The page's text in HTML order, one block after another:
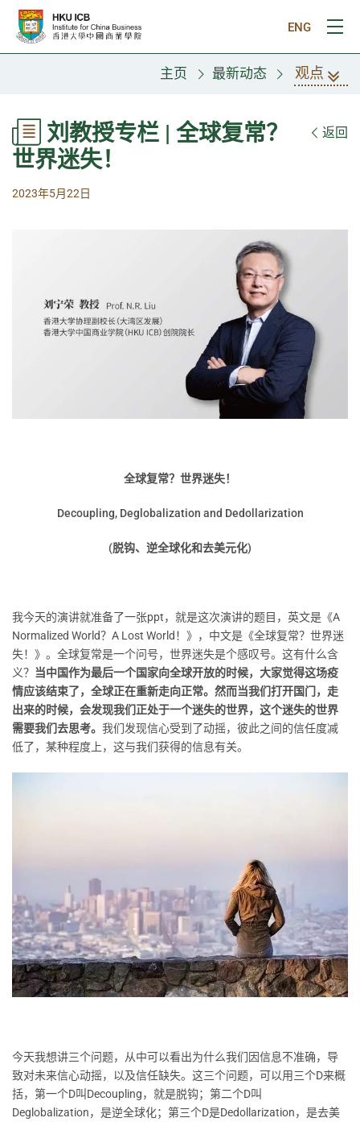
跳往主要内容
ENG
打
主页 最新动态 观点
刘教授专栏 | 全球复常？
世界迷失！
返回
2023年5月22日
全球复常？世界迷失！
Decoupling, Deglobalization and Dedollarization
(脱钩、逆全球化和去美元化)
我今天的演讲就准备了一张ppt，就是这次演讲的题目，英文是《A
Normalized World？A Lost World！》，中文是《全球复常？世界迷
失！》。全球复常是一个问号，世界迷失是个感叹号。这有什么含
义？ 当中国作为最后一个国家向全球开放的时候，大家觉得这场疫
情应该结束了，全球正在重新走向正常。然而当我们打开国门，走
出来的时候，会发现我们正处于一个迷失的世界，这个迷失的世界
需要我们去思考。 我们发现信心受到了动摇，彼此之间的信任度减
低了，某种程度上，这与我们获得的信息有关。
今天我想讲三个问题，从中可以看出为什么我们因信息不准确，导
致对未来信心动摇，以及信任缺失。这三个问题，可以用三个D来概
括，第一个D叫Decoupling，就是脱钩；第二个D叫
Deglobalization，是逆全球化；第三个D是Dedollarization，是去美